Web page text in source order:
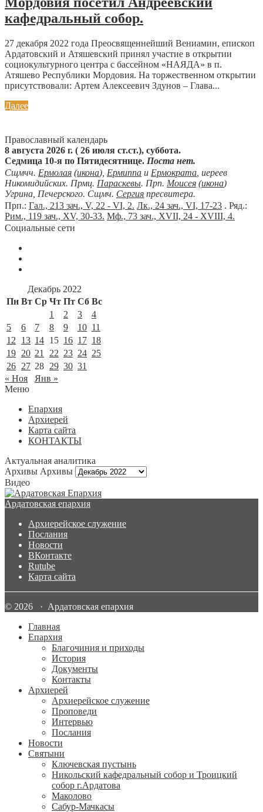
кафедральный собор.
27 декабря 2022 года Преосвященнейший Вениамин, епископ
Ардатовский и Атяшевский принял участие в открытии
социокультурного центра с бассейном «НАЯДА» в п.
Атяшево Республики Мордовия. На торжественном открытии
присутствовали: Артем Алексеевич Здунов – Глава...
Далее
Православный календарь
8 августа 2026 г. ( 26 июля ст.ст.), суббота.
Седмица 10-я по Пятидесятнице. Поста нет.
Сщмчч. Ермолая (икона), Ермиппа и Ермократа , иереев
Никомидийских. Прмц. Параскевы. Прп. Моисея (икона)
Угрина, Печерского. Сщмч. Сергия пресвитера.
Прп.: Гал., 213 зач., V, 22 - VI, 2. Лк., 24 зач., VI, 17-23 . Ряд.:
Рим., 119 зач., XV, 30-33. Мф., 73 зач., XVII, 24 - XVIII, 4.
Социальные сети
Декабрь 2022
Пн Вт Ср Чт Пт Сб Вс
1
2 3
4
5
6 7 8 9 10 11
12
13 14 15 16 17 18
19 20 21 22 23 24 25
26 27 28 29 30 31
« Ноя
Янв »
Меню
Епархия
Архиерей
Карта сайта
КОНТАКТЫ
Актуальная аналитика
Архивы Архивы
Видео
Ардатовская епархия
Архиерейское служение
Послания
Новости
ВКонтакте
Rutube
Карта сайта
© 2026 · Ардатовская епархия
Главная
Епархия
Благочиния и приходы
История
Документы
Контакты
Архиерей
Архиерейское служение
Проповеди
Интервью
Послания
Новости
Святыни
Ключевская пустынь
Никольский кафедральный собор и Троицкий
собор г.Ардатова
Маколово
Сабур-Мачкасы